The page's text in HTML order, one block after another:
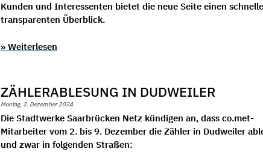
Kunden und Interessenten bietet die neue Seite einen
transparenten Überblick.
» Weiterlesen
ZÄHLERABLESUNG IN DUDWEILER
Montag, 2. Dezember 2024
Die Stadtwerke Saarbrücken Netz kündigen an, dass co.met-
Mitarbeiter vom 2. bis 9. Dezember die Zähler in Dudweiler
und zwar in folgenden Straßen: